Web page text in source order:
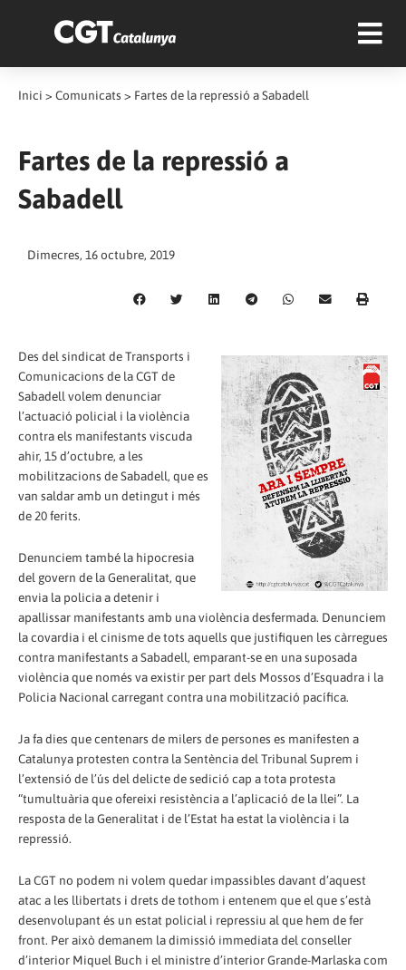
Inici > Comunicats > Fartes de la repressió a Sabadell
Fartes de la repressió a
Sabadell
Dimecres, 16 octubre, 2019
Des del sindicat de Transports i
Comunicacions de la CGT de
Sabadell volem denunciar
l’actuació policial i la violència
contra els manifestants viscuda
ahir, 15 d’octubre, a les
mobilitzacions de Sabadell, que es
van saldar amb un detingut i més
de 20 ferits.
Denunciem també la hipocresia
del govern de la Generalitat, que
envia la policia a detenir i
apallissar manifestants amb una violència desfermada. Denunciem
la covardia i el cinisme de tots aquells que justifiquen les càrregues
contra manifestants a Sabadell, emparant-se en una suposada
violència que només va existir per part dels Mossos d’Esquadra i la
Policia Nacional carregant contra una mobilització pacífica.
Ja fa dies que centenars de milers de persones es manifesten a
Catalunya protesten contra la Sentència del Tribunal Suprem i
l’extensió de l’ús del delicte de sedició cap a tota protesta
“tumultuària que ofereixi resistència a l’aplicació de la llei”. La
resposta de la Generalitat i de l’Estat ha estat la violència i la
repressió.
La CGT no podem ni volem quedar impassibles davant d’aquest
atac a les llibertats i drets de tothom i entenem que el que s’està
desenvolupant és un estat policial i repressiu al que hem de fer
front. Per això demanem la dimissió immediata del conseller
d’interior Miquel Buch i el ministre d’interior Grande-Marlaska com